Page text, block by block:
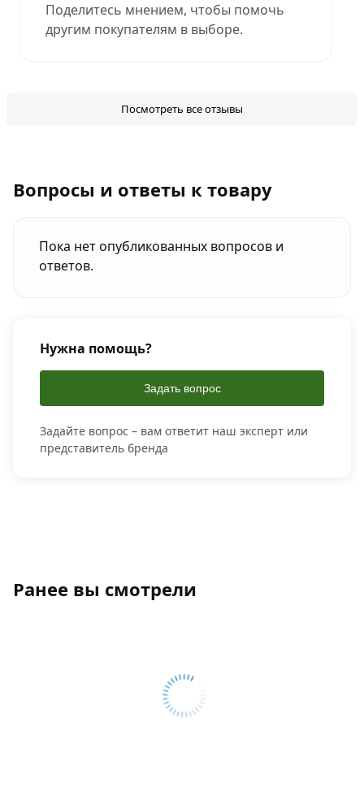
Поделитесь мнением, чтобы помочь
другим покупателям в выборе.
Посмотреть все отзывы
Вопросы и ответы к товару
Пока нет опубликованных вопросов и
ответов.
Нужна помощь?
Задать вопрос
Задайте вопрос – вам ответит наш эксперт или
представитель бренда
Ранее вы смотрели